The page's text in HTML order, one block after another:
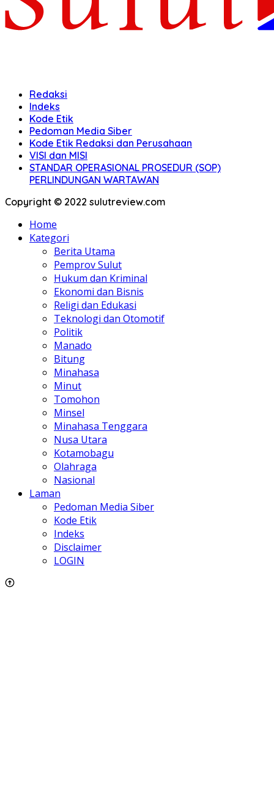
Redaksi
Indeks
Kode Etik
Pedoman Media Siber
Kode Etik Redaksi dan Perusahaan
VISI dan MISI
STANDAR OPERASIONAL PROSEDUR (SOP)
PERLINDUNGAN WARTAWAN
Copyright © 2022 sulutreview.com
Home
Kategori
Berita Utama
Pemprov Sulut
Hukum dan Kriminal
Ekonomi dan Bisnis
Religi dan Edukasi
Teknologi dan Otomotif
Politik
Manado
Bitung
Minahasa
Minut
Tomohon
Minsel
Minahasa Tenggara
Nusa Utara
Kotamobagu
Olahraga
Nasional
Laman
Pedoman Media Siber
Kode Etik
Indeks
Disclaimer
LOGIN